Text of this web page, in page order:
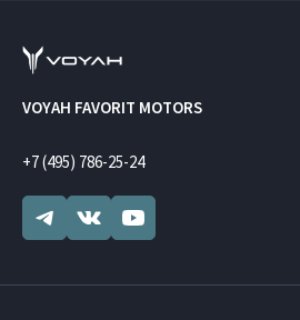
VOYAH FAVORIT MOTORS
+7 (495) 786-25-24